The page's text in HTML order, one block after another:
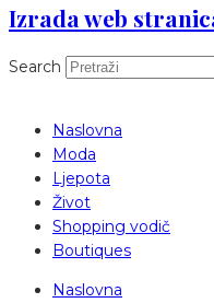
Izrada web
Search
Naslovna
Moda
Ljepota
Život
Shopping vodič
Boutiques
Naslovna